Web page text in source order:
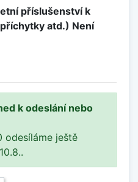
příslušenství k
atd.) Není
k odeslání nebo
odesíláme ještě